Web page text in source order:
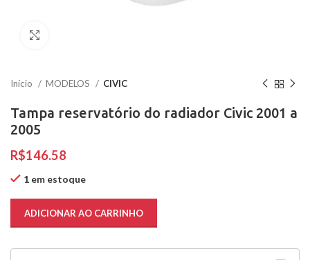
Início MODELOS CIVIC
Tampa reservatório do radiador Civic 2001 a
2005
R$
1 em estoque
ADICIONAR AO CARRINHO